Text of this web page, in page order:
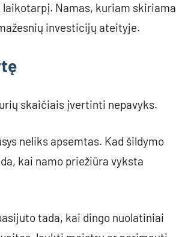
Namas, kuriam skiriama
investicijų ateityje.
skaičiais įvertinti nepavyks.
neliks apsemtas. Kad šildymo
kai namo priežiūra vyksta
tada, kai dingo nuolatiniai